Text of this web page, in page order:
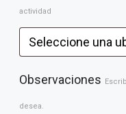
actividad
Observaciones
desea.